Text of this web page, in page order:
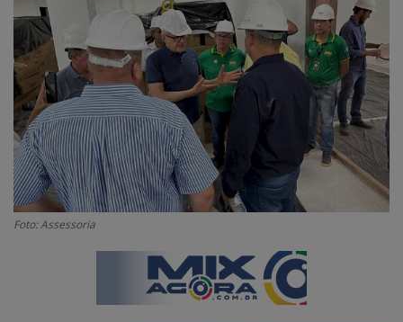
GERAL
SAÚDE
CIDADE
MEIO AMBIENTE
COMO ANUNCIAR
EDUCAÇÃO
RÁDIO AO VIVO
Foto: Assessoria